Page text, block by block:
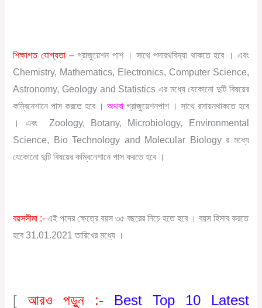
শিক্ষাগত যোগ্যতা –গ্রাজুয়েশন পাশ । সাথে পদারথবিদ্যা থাকতে হবে । এবং
Chemistry, Mathematics, Electronics, Computer Science,
Astronomy, Geology and Statistics এর মধ্যে যেকোনো দুটি বিষয়ের
কম্বিনেশানে পাস করতে হবে । অথবা গ্রাজুয়েশনপাশ । সাথে রসায়নথাকতে হবে
।
এবং
Zoology, Botany, Microbiology, Environmental
Science, Bio Technology and Molecular Biologyর মধ্যে
যেকোনো দুটি বিষয়ের কম্বিনেশানে পাস করতে হবে ।
বয়সসীমা :-এই পদের ক্ষেত্রে বয়স ৩৫ বছরের নিচে হতে হবে । বয়স হিসাব করতে
হবে 31.01.2021 তারিখের মধ্যে ।
[আরও পড়ুন :-
Best Top 10 Latest